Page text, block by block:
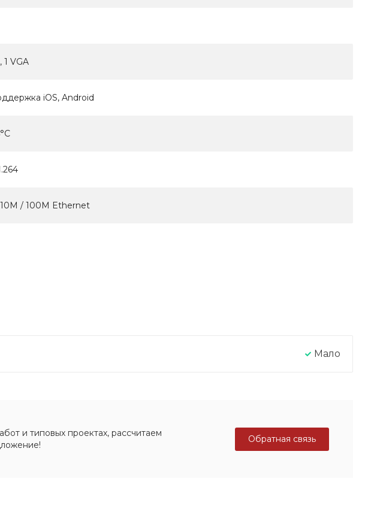
1 VGA
iOS, Android
10M / 100M Ethernet
Мало
и типовых проектах, рассчитаем
Обратная связь